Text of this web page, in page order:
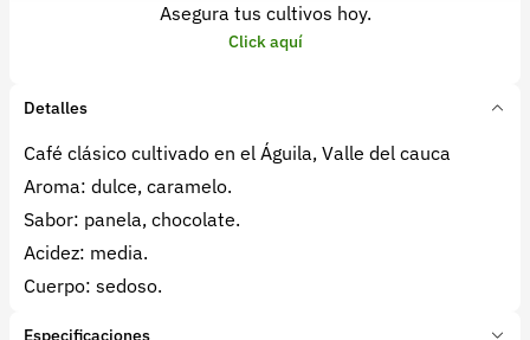
Asegura tus cultivos hoy.
Click aquí
Detalles
Café clásico cultivado en el Águila, Valle del cauca
Aroma: dulce, caramelo.
Sabor: panela, chocolate.
Acidez: media.
Cuerpo: sedoso.
Especificaciones